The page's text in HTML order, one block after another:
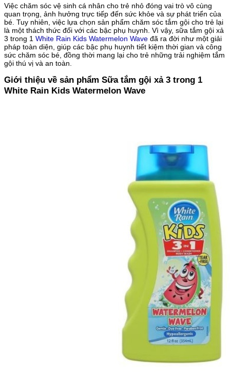
QUẢ
CHO
TRẺ
THÔNG
MINH
số
lượng
Việc chăm sóc vệ sinh cá nhân cho trẻ nhỏ đóng vai trò vô cùng
quan trọng, ảnh hưởng trực tiếp đến sức khỏe và sự phát triển của
bé. Tuy nhiên, việc lựa chọn sản phẩm chăm sóc tắm gội cho trẻ lại
là một thách thức đối với các bậc phụ huynh. Vì vậy, sữa tắm gội xả
3 trong 1 White Rain Kids Watermelon Wave đã ra đời như một giải
pháp toàn diện, giúp các bậc phụ huynh tiết kiệm thời gian và công
sức chăm sóc bé, đồng thời mang lại cho trẻ những trải nghiệm tắm
gội thú vị và an toàn.
Giới thiệu về sản phẩm Sữa tắm gội xả 3 trong 1
White Rain Kids Watermelon Wave